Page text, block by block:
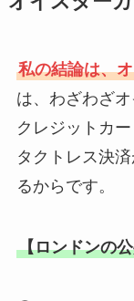
私の結論は、
は、わざわざ
クレジットカ
タクトレス決
るからです。
【ロンドンの